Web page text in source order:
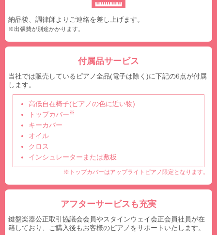
納品後、調律師よりご連絡を差し上げます。
※出張費が別途かかります。
付属品サービス
当社では販売しているピアノ全品(電子は除く)に下記の6点が付属
します。
高低自在椅子(ピアノの色に近い物)
トップカバー※
キーカバー
オイル
クロス
インシュレーターまたは敷板
※トップカバーはアップライトピアノ限定となります。
アフターサービスも充実
鍵盤楽器公正取引協議会会員やスタインウェイ会正会員社員が在
籍しており、ご購入後もお客様のピアノをサポートいたします。